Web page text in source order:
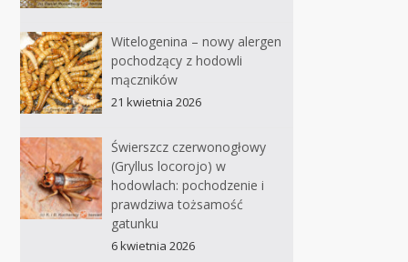
Witelogenina – nowy alergen
pochodzący z hodowli
mączników
21 kwietnia 2026
Świerszcz czerwonogłowy
(Gryllus locorojo) w
hodowlach: pochodzenie i
prawdziwa tożsamość
gatunku
6 kwietnia 2026